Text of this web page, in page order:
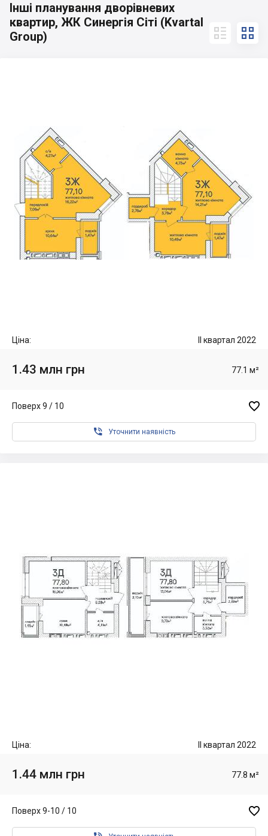
Інші планування дворівневих
квартир, ЖК Синергія Сіті (Kvartal
Group)
 
Ціна: II квартал 2022
1.43 млн грн 77.1 м²
Поверх 9 / 10 
 Уточнити наявність
Ціна: II квартал 2022
1.44 млн грн 77.8 м²
Поверх 9-10 / 10 